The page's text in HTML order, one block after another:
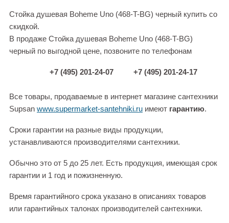
Стойка душевая Boheme Uno (468-T-BG) черный купить со
скидкой.
В продаже Стойка душевая Boheme Uno (468-T-BG)
черный по выгодной цене, позвоните по телефонам
+7 (495) 201-24-07 +7 (495) 201-24-17
Все товары, продаваемые в интернет магазине сантехники
Supsan www.supermarket-santehniki.ru имеют гарантию.
Сроки гарантии на разные виды продукции,
устанавливаются производителями сантехники.
Обычно это от 5 до 25 лет. Есть продукция, имеющая срок
гарантии и 1 год и пожизненную.
Время гарантийного срока указано в описаниях товаров
или гарантийных талонах производителей сантехники.